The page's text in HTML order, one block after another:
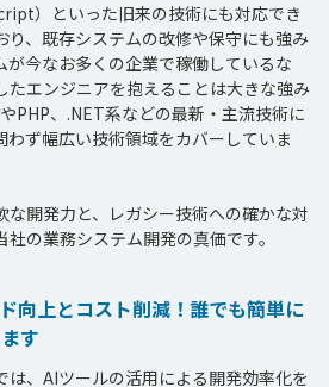
）といった旧来の技術にも対応でき
り、既存システムの改修や保守にも強み
今なお多くの企業で稼働しているな
たエンジニアを抱えることは大きな強み
PHP、.NET系などの最新・主流技術に
わず幅広い技術領域をカバーしていま
な開発力と、レガシー技術への確かな対
向上とコスト削減！誰でも簡単に
す
は、AIツールの活用による開発効率化を